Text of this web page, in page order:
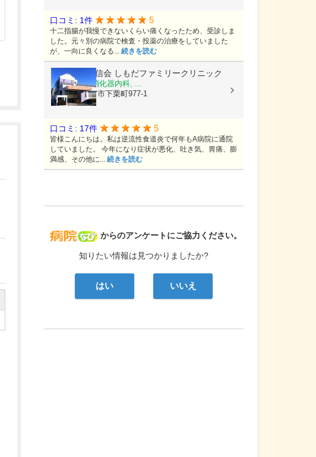
病院なび
からのアンケートにご協力ください。
知りたい情報は見つかりましたか?
はい いいえ
口コミ: 1件 5
十二指腸が我慢できないくらい痛くなったため、受診しま
した。元々別の病院で検査・投薬の治療をしていました
が、一向に良くなる... 続きを読む
医療法人 結信会 しもだファミリークリニック
内科, 外科, 消化器内科, ...
栃木県宇都宮市下栗町977-1
口コミ: 17件 5
皆様こんにちは。私は逆流性食道炎で何年もA病院に通院
していました。 今年になり症状が悪化、吐き気、胃痛、膨
満感、その他に... 続きを読む